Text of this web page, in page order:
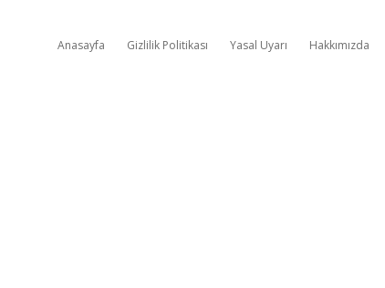
Anasayfa Gizlilik Politikası Yasal Uyarı Hakkımızda